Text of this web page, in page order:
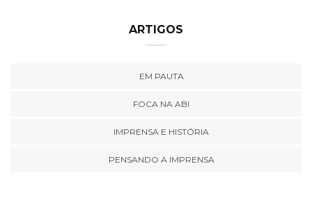
ARTIGOS
EM PAUTA
FOCA NA ABI
IMPRENSA E HISTÓRIA
PENSANDO A IMPRENSA